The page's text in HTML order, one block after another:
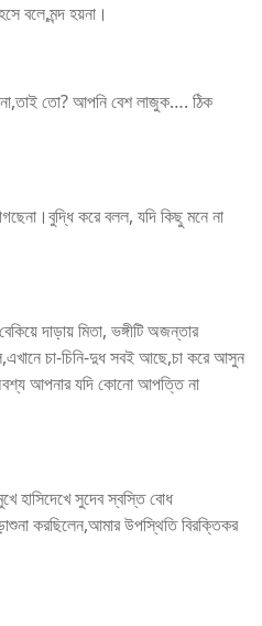
বলে,মন্দ হয়না।
তো? আপনি বেশ লাজুক…. ঠিক
করে বলল, যদি কিছু মনে না
দাড়ায় মিতা, ভঙ্গীটি অজন্তার
চা-চিনি-দুধ সবই আছে,চা করে আসুন
আপনার যদি কোনো আপত্তি না
হাসিদেখে সুদেব স্বস্তি বোধ
করছিলেন,আমার উপস্থিতি বিরক্তিকর